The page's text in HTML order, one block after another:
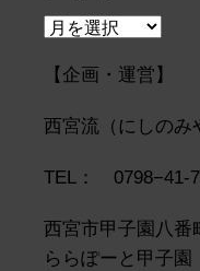
ア
カ
ブ
【企画・運営】
西宮流（にしのみ
TEL： 0798−41-
西宮市甲子園八番
ららぽーと甲子